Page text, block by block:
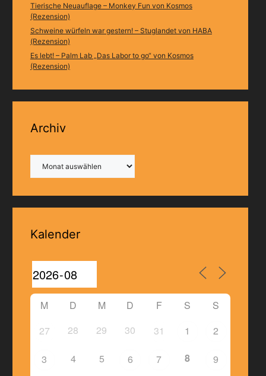
Tierische Neuauflage – Monkey Fun von Kosmos
(Rezension)
Schweine würfeln war gestern! – Stuglandet von HABA
(Rezension)
Es lebt! – Palm Lab „Das Labor to go“ von Kosmos
(Rezension)
Archiv
Kalender
M D M D F S
S
27
28 29 30 31 1 2
3 4 5 6 7 8 9